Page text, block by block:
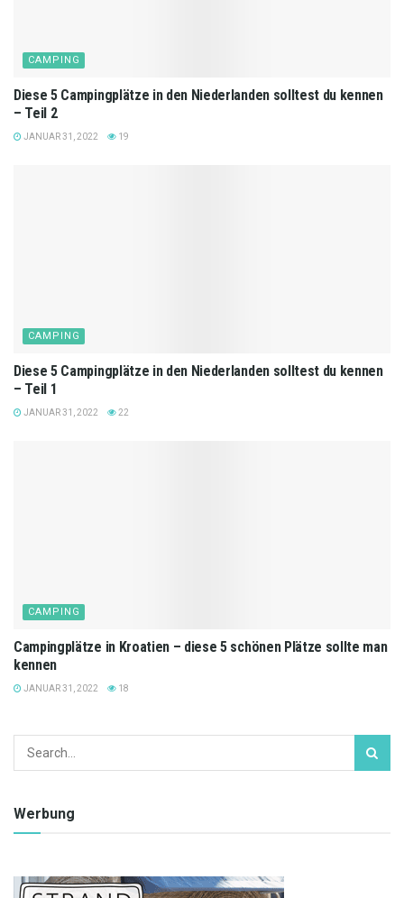
CAMPING
Diese 5 Campingplätze in den Niederlanden solltest du kennen
– Teil 2
JANUAR 31, 2022 19
CAMPING
Diese 5 Campingplätze in den Niederlanden solltest du kennen
– Teil 1
JANUAR 31, 2022 22
CAMPING
Campingplätze in Kroatien – diese 5 schönen Plätze sollte man
kennen
JANUAR 31, 2022 18
Werbung